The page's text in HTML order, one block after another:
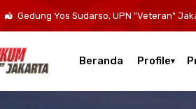
Gedung Yos Sudarso, UPN "Veteran"
Beranda Profile